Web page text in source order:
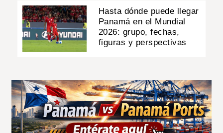
Hasta dónde puede llegar
Panamá en el Mundial
2026: grupo, fechas,
figuras y perspectivas